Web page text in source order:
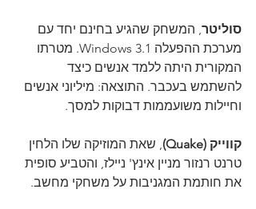
סוליטר, המשחק שהגיע בחינם יחד עם
מערכת ההפעלה Windows 3.1. מטרתו
המקורית היתה ללמד אנשים כיצד
להשתמש בעכבר. התוצאה: מיליוני אנשים
וחיילות משועממות דבוקות למסך.
קווייק (Quake)
, שאת המוזיקה שלו הלחין
טרנט רנזור מניין אינץ' ניילז, והטביע סופית
את חותמת המגניבות על משחקי מחשב.